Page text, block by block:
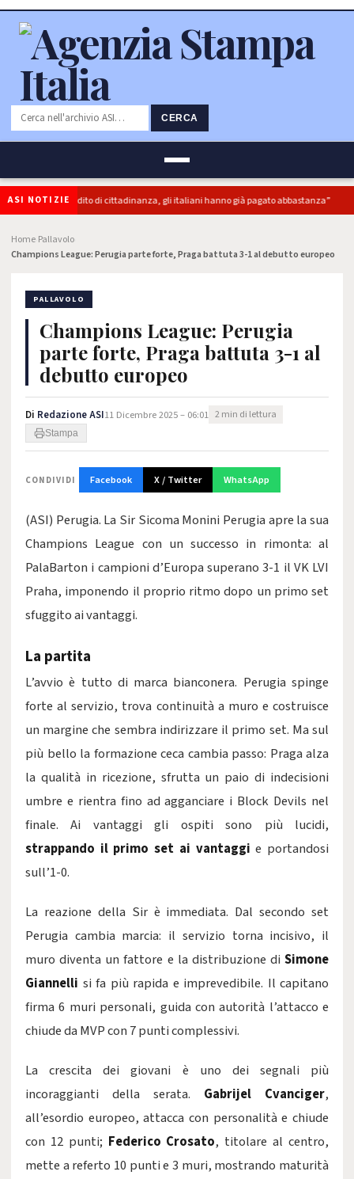
CERCA
ASI NOTIZIEe reddito di cittadinanza, gli italiani hanno già pagato abbastanza”
Home Pallavolo
Champions League: Perugia parte forte, Praga battuta 3-1 al debutto europeo
PALLAVOLO
Champions League: Perugia
parte forte, Praga battuta 3-1 al
debutto europeo
Di Redazione ASI11 Dicembre 2025 – 06:01 2 min di lettura
Stampa
CONDIVIDI Facebook X / Twitter WhatsApp
(ASI) Perugia. La Sir Sicoma Monini Perugia apre la sua
Champions League con un successo in rimonta: al
PalaBarton i campioni d’Europa superano 3-1 il VK LVI
Praha, imponendo il proprio ritmo dopo un primo set
sfuggito ai vantaggi.
La partita
L’avvio è tutto di marca bianconera. Perugia spinge
forte al servizio, trova continuità a muro e costruisce
un margine che sembra indirizzare il primo set. Ma sul
più bello la formazione ceca cambia passo: Praga alza
la qualità in ricezione, sfrutta un paio di indecisioni
umbre e rientra fino ad agganciare i Block Devils nel
finale. Ai vantaggi gli ospiti sono più lucidi,
strappando il primo set ai vantaggi e portandosi
sull’1-0.
La reazione della Sir è immediata. Dal secondo set
Perugia cambia marcia: il servizio torna incisivo, il
muro diventa un fattore e la distribuzione di Simone
Giannelli si fa più rapida e imprevedibile. Il capitano
firma 6 muri personali, guida con autorità l’attacco e
chiude da MVP con 7 punti complessivi.
La crescita dei giovani è uno dei segnali più
incoraggianti della serata. Gabrijel Cvanciger,
all’esordio europeo, attacca con personalità e chiude
con 12 punti; Federico Crosato, titolare al centro,
mette a referto 10 punti e 3 muri, mostrando maturità